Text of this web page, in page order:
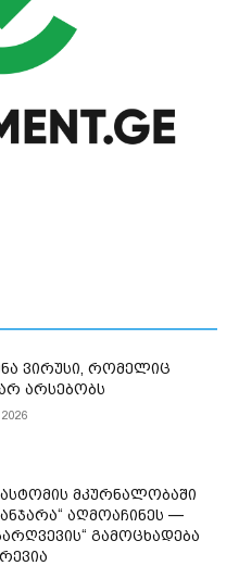
ვირუსი, რომელიც
არ არსებობს
მკურნალობაში
აღმოაჩინეს —
გამოცხადება